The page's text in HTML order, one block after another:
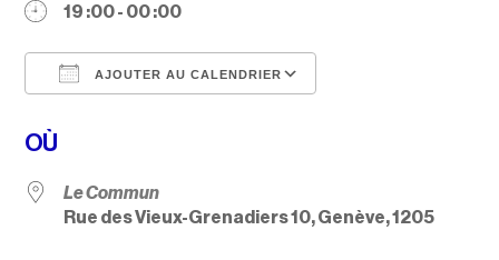
19 :00 - 00 :00
AJOUTER AU CALENDRIER
OÙ
Le Commun
Rue des Vieux-Grenadiers 10, Genève, 1205